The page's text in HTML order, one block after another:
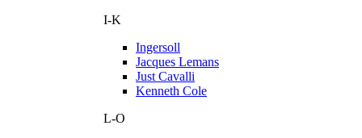
I-K
Ingersoll
Jacques Lemans
Just Cavalli
Kenneth Cole
L-O